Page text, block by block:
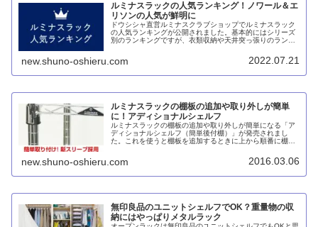
ルミナスラックの人気ランキング！ノワール＆エ
リソンの人気が鮮明に
ドウシシャ直営ルミナスクラブショップでルミナスラック
の人気ランキングが公開されました。基本的にはシリーズ
別のランキングですが、衣類収納や天井突っ張りのランキ
た、エリソンではホワイトが圧倒的人気のようです。
new.shuno-oshieru.com 2022.07.21
ルミナスラックの棚板の追加や取り外しが簡単
に！アディショナルシェルフ
ルミナスラックの棚板の追加や取り外しが簡単になる「ア
ディショナルシェルフ（簡単後付棚）」が発売されまし
た。これを使うと棚板を追加するときに上から順番に棚板
new.shuno-oshieru.com 2016.03.06
無印良品のユニットシェルフでOK？重量物の収
納にはやっぱりメタルラック